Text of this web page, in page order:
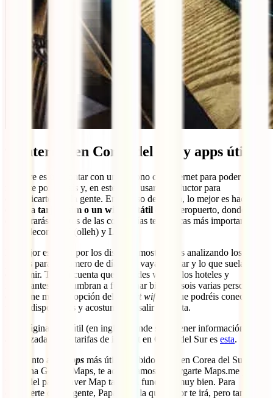
9. Internet en Corea del Sur y apps útiles
Siempre es útil contar con un teléfono con internet para poder
moverte por el país y, en este caso, usar el traductor para
comunicarte con la gente. En el caso de Corea, lo mejor es hacerse
con una tarjeta sim o un wifi portátil en el aeropuerto, donde
encontrarás puestos de las compañías telefónicas más importantes:
SK Telecom, KT (olleh) y LG u+.
Lo mejor es pasar por los distintos mostradores analizando los
precios para el número de días que vayas a estar y lo que suelas
consumir. Ten en cuenta que las redes wifi de los hoteles y
restaurantes acostumbran a funcionar bien. Si sois varias personas,
conviene mirar la opción del
pocket wifi
, ya que podréis conectar
varios dispositivos y acostumbra a salir a cuenta.
Una página muy útil (en inglés) donde suele tener información
actualizada de las tarifas de internet en Corea del Sur es esta.
En cuanto a las
apps más útiles, debido a que en Corea del Sur no
funciona Google Maps, te aconsejamos descargarte Maps.me y el
mapa del país. Naver Map también funciona muy bien. Para
entenderte con la gente, Papago es la que mejor te irá, pero también